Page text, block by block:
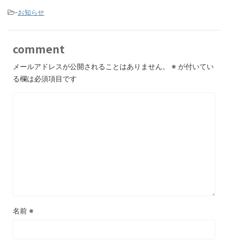
-お知らせ
comment
メールアドレスが公開されることはありません。 ※ が付いてい
る欄は必須項目です
名前 ※